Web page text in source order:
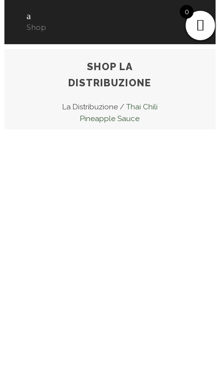
Shop
SHOP LA
DISTRIBUZIONE
La Distribuzione/ Thai Chili
Pineapple Sauce
0